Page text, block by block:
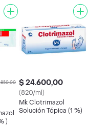
)
$ 24.600,00
(820/ml)
Mk Clotrimazol
Solución Tópica (1 %)